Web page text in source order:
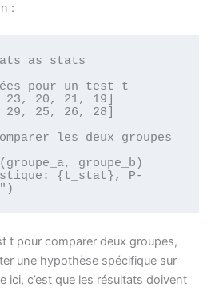
:
as stats
pour un test t
23, 20, 21, 19]
29, 25, 26, 28]
les deux groupes
groupe_b)
{t_stat}, P-
t pour comparer deux groupes,
une hypothèse spécifique sur
ici, c’est que les résultats doivent